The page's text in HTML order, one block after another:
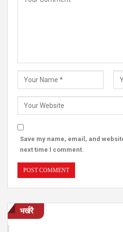
Save my name, email, and
next time I comment.
भर्खरै